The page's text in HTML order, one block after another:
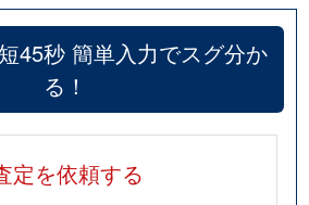
45秒 簡単入力でスグ分か
る！
定を依頼する